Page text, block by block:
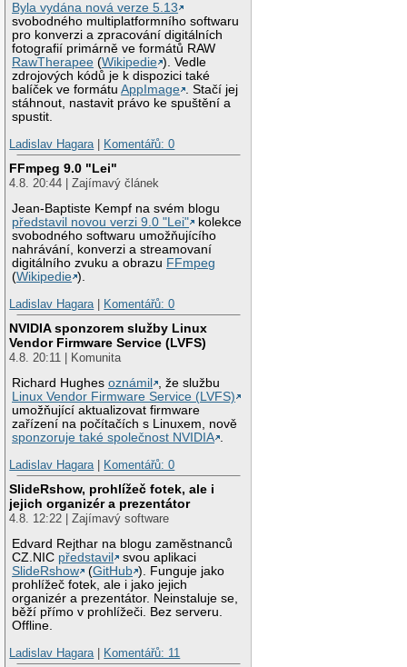
Byla vydána nová verze 5.13
svobodného multiplatformního softwaru
pro konverzi a zpracování digitálních
fotografií primárně ve formátů RAW
RawTherapee (Wikipedie ). Vedle
zdrojových kódů je k dispozici také
balíček ve formátuAppImage . Stačí jej
stáhnout, nastavit právo ke spuštění a
spustit.
Ladislav Hagara| Komentářů: 0
FFmpeg 9.0 "Lei"
4.8. 20:44 | Zajímavý článek
Jean-Baptiste Kempf na svém blogu
představil novou verzi 9.0 "Lei"
kolekce
svobodného softwaru umožňujícího
nahrávání, konverzi a streamovaní
digitálního zvuku a obrazu FFmpeg
(Wikipedie ).
Ladislav Hagara| Komentářů: 0
NVIDIA sponzorem služby Linux
Vendor Firmware Service (LVFS)
4.8. 20:11 | Komunita
Richard Hughesoznámil
, že službu
Linux Vendor Firmware Service (LVFS)
umožňující aktualizovat firmware
zařízení na počítačích s Linuxem, nově
sponzoruje také společnost NVIDIA .
Ladislav Hagara| Komentářů: 0
SlideRshow, prohlížeč fotek, ale i
jejich organizér a prezentátor
4.8. 12:22 | Zajímavý software
Edvard Rejthar na blogu zaměstnanců
CZ.NIC představil
svou aplikaci
SlideRshow
(GitHub ). Funguje jako
prohlížeč fotek, ale i jako jejich
organizér a prezentátor. Neinstaluje se,
běží přímo v prohlížeči. Bez serveru.
Offline.
Ladislav Hagara| Komentářů: 11